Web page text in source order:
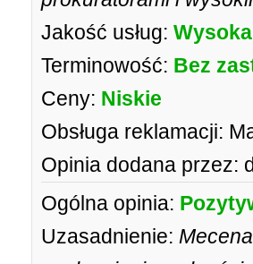
Jakość usług: Wysoka
Terminowość: Bez
Ceny: Niskie
Obsługa reklamacji:
Opinia dodana przez:
Ogólna opinia:
Uzasadnienie: